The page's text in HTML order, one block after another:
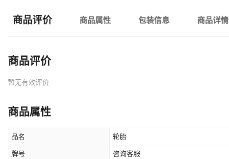
商品评价 商品属性 包装信息 商品详情
商品评价
暂无有效评价
商品属性
品名 轮胎
牌号 咨询客服